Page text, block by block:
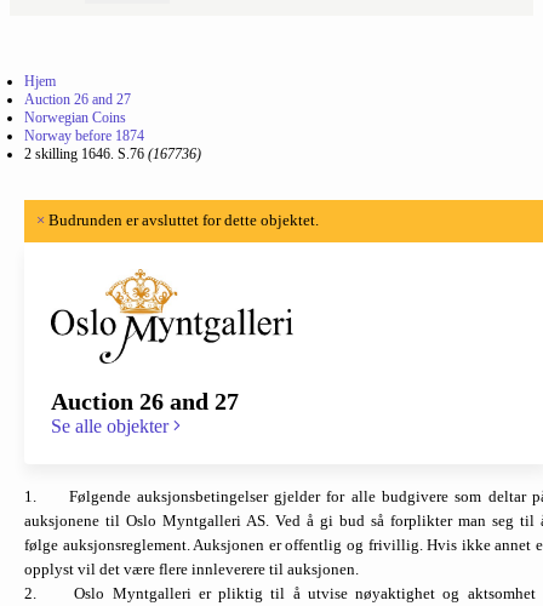
Hjem
Auction 26 and 27
Norwegian Coins
Norway before 1874
2 skilling 1646. S.76 (167736)
× Budrunden er avsluttet for dette objektet.
Auction 26 and 27
Se alle objekter
1. Følgende auksjonsbetingelser gjelder for alle budgivere som deltar
auksjonene til Oslo Myntgalleri AS. Ved å gi bud så forplikter man seg til
følge auksjonsreglement. Auksjonen er offentlig og frivillig. Hvis ikke annet
opplyst vil det være flere innleverere til auksjonen.
2. Oslo Myntgalleri er pliktig til å utvise nøyaktighet og aktsomhet